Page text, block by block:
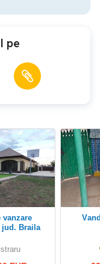
pe
Silistraru, jud. Braila